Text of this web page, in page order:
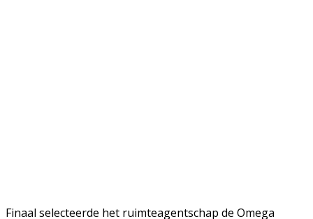
Finaal selecteerde het ruimteagentschap de Omega